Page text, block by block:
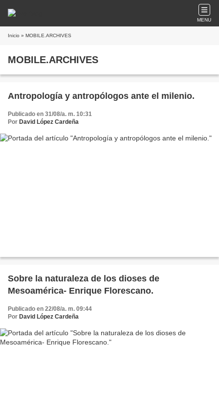
MENU
Inicio » MOBILE.ARCHIVES
MOBILE.ARCHIVES
Antropología y antropólogos ante el milenio.
Publicado en 31/08/a. m. 10:31
Por David López Cardeña
Sobre la naturaleza de los dioses de
Mesoamérica- Enrique Florescano.
Publicado en 22/08/a. m. 09:44
Por David López Cardeña